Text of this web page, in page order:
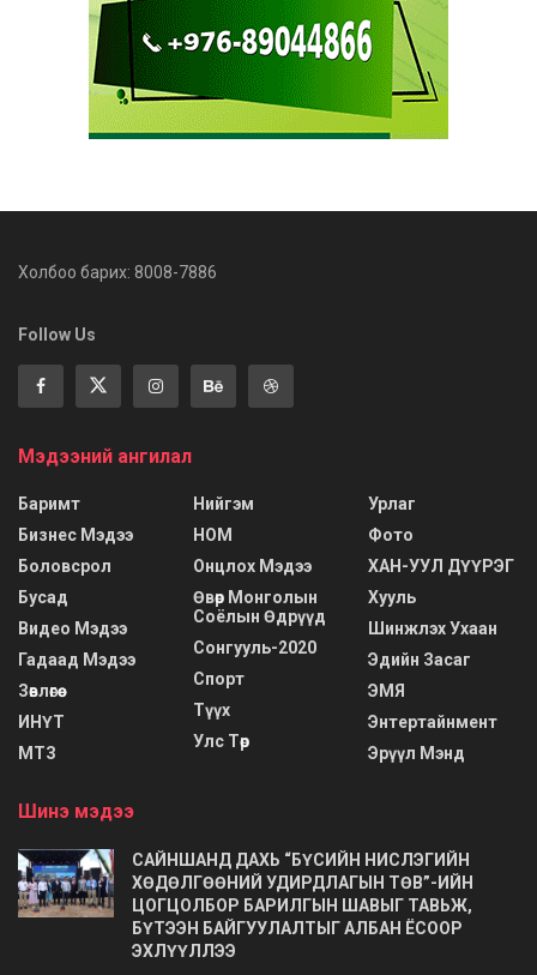
Холбоо барих: 8008-7886
Follow Us
Мэдээний ангилал
Баримт
Бизнес Мэдээ
Боловсрол
Бусад
Видео Мэдээ
Гадаад Мэдээ
Зөвлөгөө
ИНҮТ
МТЗ
Нийгэм
НОМ
Онцлох Мэдээ
Өвөр Монголын
Соёлын Өдрүүд
Сонгууль-2020
Спорт
Түүх
Улс Төр
Урлаг
Фото
ХАН-УУЛ ДҮҮРЭГ
Хууль
Шинжлэх Ухаан
Эдийн Засаг
ЭМЯ
Энтертайнмент
Эрүүл Мэнд
Шинэ мэдээ
САЙНШАНД ДАХЬ “БҮСИЙН НИСЛЭГИЙН
ХӨДӨЛГӨӨНИЙ УДИРДЛАГЫН ТӨВ”-ИЙН
ЦОГЦОЛБОР БАРИЛГЫН ШАВЫГ ТАВЬЖ,
БҮТЭЭН БАЙГУУЛАЛТЫГ АЛБАН ЁСООР
ЭХЛҮҮЛЛЭЭ